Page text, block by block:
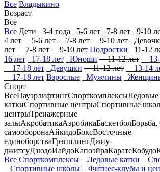
Все Владыкино
Возраст
Все
Все Дети 3-4 года 5-6 лет 7-8 лет 9-10
4 лет 5-6 лет 7-8 лет 9-10 лет
лет 7-8 лет 9-10 лет Подростки 11-12
16 лет
17-18 лет Юноши 11-12 лет 13-
17-18 лет
Девушки 11-12 лет 13-14
17-18 лет Взрослые Мужчины
Спорт
ВсеПауэрлифтингСпорткомплексыЛедовые
каткиСпортивные центрыСпортивные
центрыТренажерные
залыАкробатикаАэробикаБаскетболБорьба,
самооборонаАйкидоБоксВосточные
единоборстваГрэпплингДжиу-
джитсуДзюдоИайдоКапоэйраКаратеКобудо
Все Спорткомплексы Ледовые катки
Спортивные школы
Фитнес-клубы и